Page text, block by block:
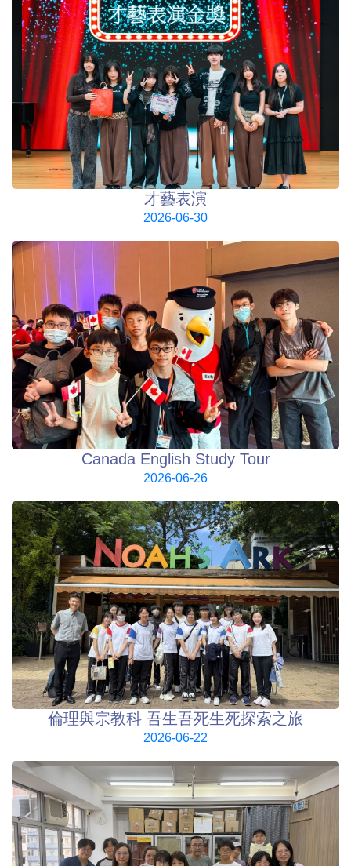
才藝表演
2026-06-30
Canada English Study Tour
2026-06-26
倫理與宗教科 吾生吾死生死探索之旅
2026-06-22